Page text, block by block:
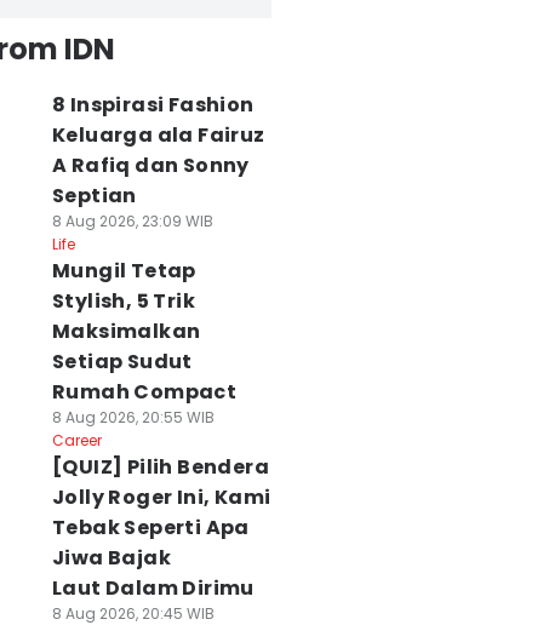
IDN
8 Inspirasi Fashion
Keluarga ala Fairuz
A Rafiq dan Sonny
Septian
8 Aug 2026, 23:09 WIB
Life
Mungil Tetap
Stylish, 5 Trik
Maksimalkan
Setiap Sudut
Rumah Compact
8 Aug 2026, 20:55 WIB
Career
[QUIZ] Pilih Bendera
Jolly Roger Ini, Kami
Tebak Seperti Apa
Jiwa Bajak
Laut Dalam Dirimu
8 Aug 2026, 20:45 WIB